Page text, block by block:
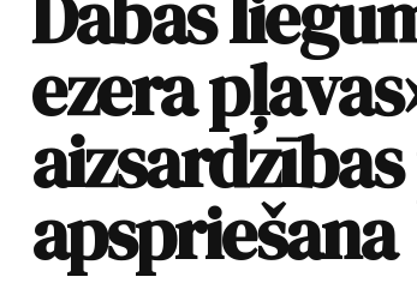
ezera
apspriešana